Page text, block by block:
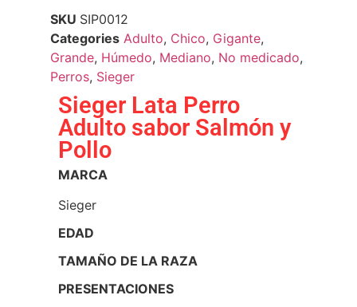
SKU SIP0012
Categories Adulto, Chico, Gigante,
Grande, Húmedo, Mediano, No medicado,
Perros, Sieger
Sieger Lata Perro
Adulto sabor Salmón y
Pollo
MARCA
Sieger
EDAD
TAMAÑO DE LA RAZA
PRESENTACIONES